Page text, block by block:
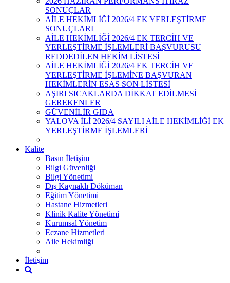
SONUÇLAR
AİLE HEKİMLİĞİ 2026/4 EK YERLEŞTİRME
SONUÇLARI
AİLE HEKİMLİĞİ 2026/4 EK TERCİH VE
YERLEŞTİRME İŞLEMLERİ BAŞVURUSU
REDDEDİLEN HEKİM LİSTESİ
AİLE HEKİMLİĞİ 2026/4 EK TERCİH VE
YERLEŞTİRME İŞLEMİNE BAŞVURAN
HEKİMLERİN ESAS SON LİSTESİ
AŞIRI SICAKLARDA DİKKAT EDİLMESİ
GEREKENLER
GÜVENİLİR GIDA
YALOVA İLİ 2026/4 SAYILI AİLE HEKİMLİĞİ EK
YERLEŞTİRME İŞLEMLERİ ​
Kalite
Basın İletişim
Bilgi Güvenliği
Bilgi Yönetimi
Dış Kaynaklı Döküman
Eğitim Yönetimi
Hastane Hizmetleri
Klinik Kalite Yönetimi
Kurumsal Yönetim
Eczane Hizmetleri
Aile Hekimliği
İletişim